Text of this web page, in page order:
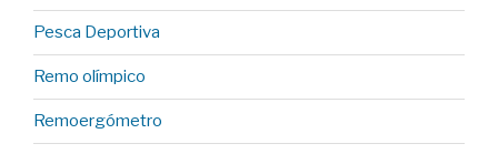
Pesca Deportiva
Remo olímpico
Remoergómetro